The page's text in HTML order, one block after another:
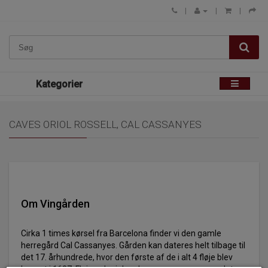
Kategorier
CAVES ORIOL ROSSELL, CAL CASSANYES
Om Vingården
Cirka 1 times kørsel fra Barcelona finder vi den gamle
herregård Cal Cassanyes. Gården kan dateres helt tilbage til
det 17. århundrede, hvor den første af de i alt 4 fløje blev